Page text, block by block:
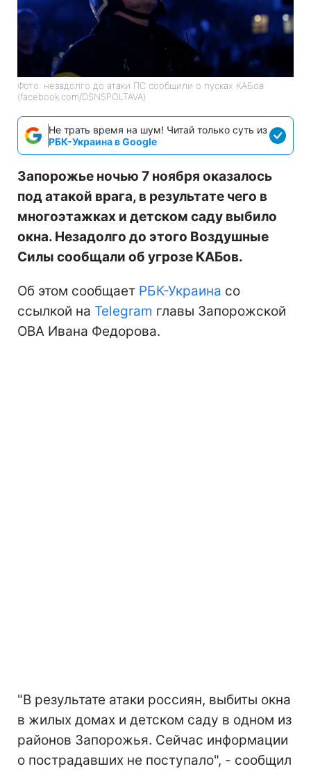
Фото: незадолго до атаки ПС сообщили о пусках КАБов
(facebook.com/DSNSPOLTAVA)
Не трать время на шум! Читай только суть из
РБК-Украина в Google
Запорожье ночью 7 ноября оказалось
под атакой врага, в результате чего в
многоэтажках и детском саду выбило
окна. Незадолго до этого Воздушные
Силы сообщали об угрозе КАБов.
Об этом сообщает РБК-Украина со
ссылкой на Telegram главы Запорожской
ОВА Ивана Федорова.
"В результате атаки россиян, выбиты окна
в жилых домах и детском саду в одном из
районов Запорожья. Сейчас информации
о пострадавших не поступало", - сообщил